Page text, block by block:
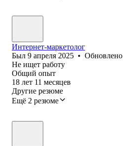
Интернет-маркетолог
Был 9 апреля 2025 • Обновлено
Не ищет работу
Общий опыт
18 лет 11 месяцев
Другие резюме
Ещё 2 резюме